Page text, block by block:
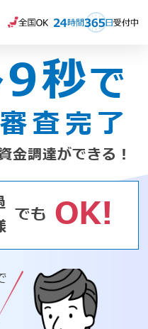
9秒で
審査完了
金調達ができる！
でも OK!